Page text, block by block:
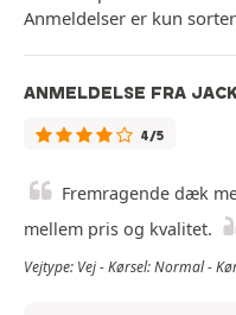
Anmeldelser er kun
ANMELDELSE FRA
4/5
Fremragende dæk
mellem pris og kvalitet.
Vejtype: Vej - Kørsel: Normal -